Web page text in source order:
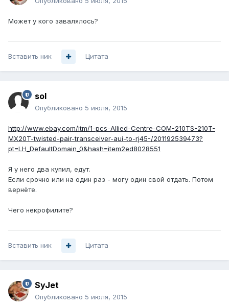
Может у кого завалялось?
Вставить ник Цитата
sol
Опубликовано 5 июля, 2015
http://www.ebay.com/itm/1-pcs-Allied-Centre-COM-210TS-210T-
MX20T-twisted-pair-transceiver-aui-to-rj45-/201192539473?
pt=LH_DefaultDomain_0&hash=item2ed8028551
Я у него два купил, едут.
Если срочно или на один раз - могу один свой отдать. Потом
вернёте.
Чего некрофилите?
Вставить ник Цитата
SyJet
Опубликовано 5 июля, 2015